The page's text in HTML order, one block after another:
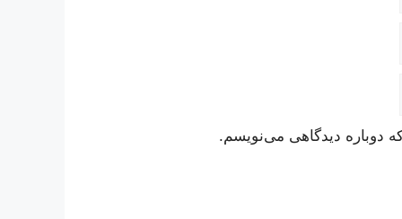
دوباره دیدگاهی می‌نویسم.